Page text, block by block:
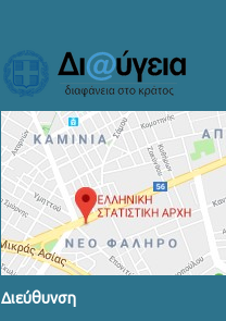
Διεύθυνση